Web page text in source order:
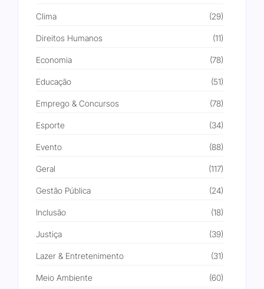
Clima (29)
Direitos Humanos (11)
Economia (78)
Educação (51)
Emprego & Concursos (78)
Esporte (34)
Evento (88)
Geral (117)
Gestão Pública (24)
Inclusão (18)
Justiça (39)
Lazer & Entretenimento (31)
Meio Ambiente (60)